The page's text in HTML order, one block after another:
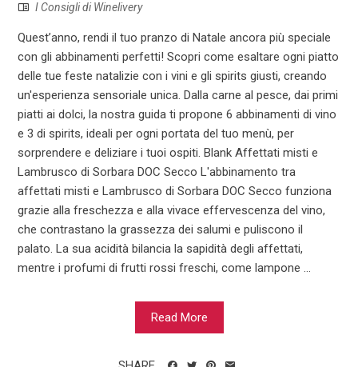
I Consigli di Winelivery
Quest’anno, rendi il tuo pranzo di Natale ancora più speciale
con gli abbinamenti perfetti! Scopri come esaltare ogni piatto
delle tue feste natalizie con i vini e gli spirits giusti, creando
un'esperienza sensoriale unica. Dalla carne al pesce, dai primi
piatti ai dolci, la nostra guida ti propone 6 abbinamenti di vino
e 3 di spirits, ideali per ogni portata del tuo menù, per
sorprendere e deliziare i tuoi ospiti. Blank Affettati misti e
Lambrusco di Sorbara DOC Secco L'abbinamento tra
affettati misti e Lambrusco di Sorbara DOC Secco funziona
grazie alla freschezza e alla vivace effervescenza del vino,
che contrastano la grassezza dei salumi e puliscono il
palato. La sua acidità bilancia la sapidità degli affettati,
mentre i profumi di frutti rossi freschi, come lampone ...
Read More